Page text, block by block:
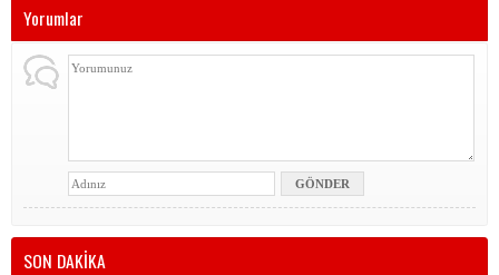
Yorumlar
SON DAKİKA